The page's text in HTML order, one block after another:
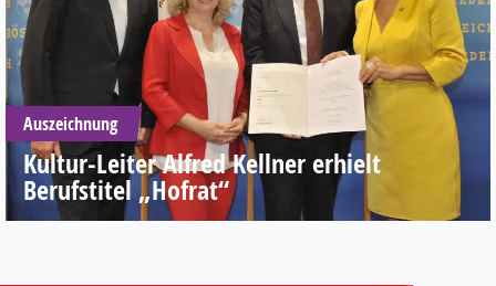
Auszeichnung
Kultur-Leiter Alfred Kellner erhielt
Berufstitel „Hofrat“